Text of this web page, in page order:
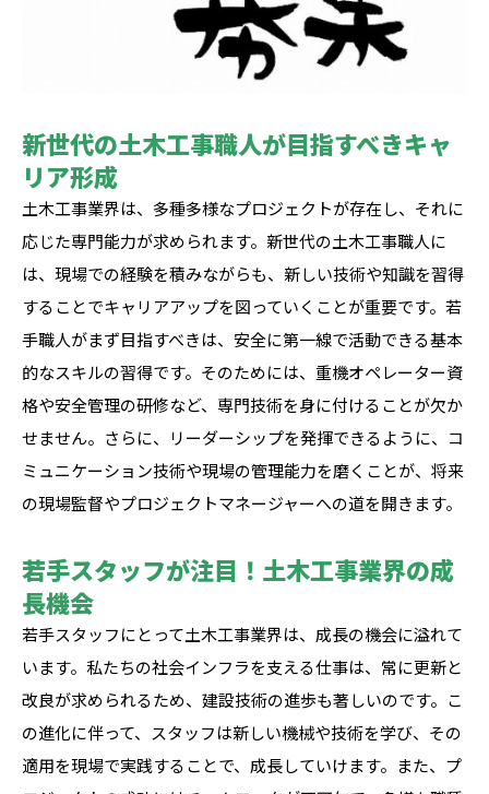
新世代の土木工事職人が目指すべきキャ
リア形成
土木工事業界は、多種多様なプロジェクトが存在し、それに
応じた専門能力が求められます。新世代の土木工事職人に
は、現場での経験を積みながらも、新しい技術や知識を習得
することでキャリアアップを図っていくことが重要です。若
手職人がまず目指すべきは、安全に第一線で活動できる基本
的なスキルの習得です。そのためには、重機オペレーター資
格や安全管理の研修など、専門技術を身に付けることが欠か
せません。さらに、リーダーシップを発揮できるように、コ
ミュニケーション技術や現場の管理能力を磨くことが、将来
の現場監督やプロジェクトマネージャーへの道を開きます。
若手スタッフが注目！土木工事業界の成
長機会
若手スタッフにとって土木工事業界は、成長の機会に溢れて
います。私たちの社会インフラを支える仕事は、常に更新と
改良が求められるため、建設技術の進歩も著しいのです。こ
の進化に伴って、スタッフは新しい機械や技術を学び、その
適用を現場で実践することで、成長していけます。また、プ